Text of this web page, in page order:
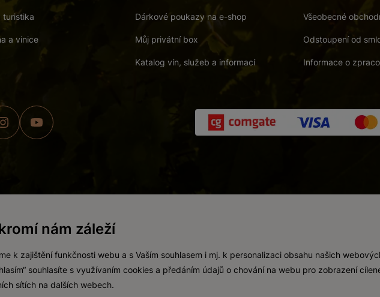
turistika
a vinice
Dárkové poukazy na e-shop
Můj privátní box
Katalog vín, služeb a informací
Všeobecné
Odstoupení od
Informace o
Zákaz prodeje alkoholických nápojů osobám mladším 18 let.
Vytvořil webProgress
nám záleží
k zajištění funkčnosti webu a s Vaším souhlasem i mj. k personalizaci obsahu našich
souhlasíte s využívaním cookies a předáním údajů o chování na webu pro zobrazení
sítích na dalších webech.